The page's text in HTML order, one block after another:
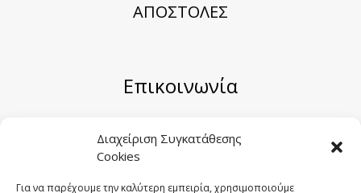
Διαχείριση Συγκατάθεσης
Cookies
Για να παρέχουμε την καλύτερη εμπειρία, χρησιμοποιούμε
ΑΠΟΣΤΟΛΕΣ
Επικοινωνία
Μηριόνου 5-7, Αθήνα 104 41
Email:sales@sygometal.gr
Τηλέφωνο: (+30) 210 3456062 / (+30) 210